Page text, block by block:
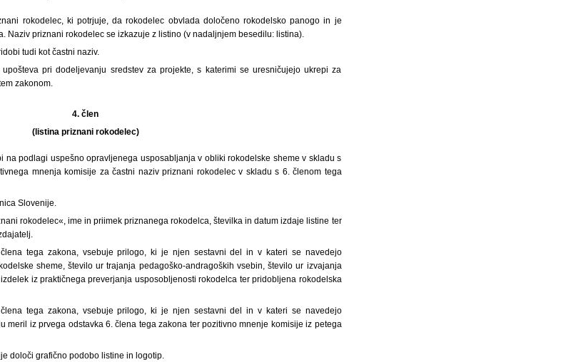
rokodelec, ki potrjuje, da rokodelec obvlada določeno rokodelsko panogo in je
Naziv priznani rokodelec se izkazuje z listino (v nadaljnjem besedilu: listina).
tudi kot častni naziv.
pri dodeljevanju sredstev za projekte, s katerimi se uresničujejo ukrepi za
zakonom.
4. člen
(listina priznani rokodelec)
na podlagi uspešno opravljenega usposabljanja v obliki rokodelske sheme v skladu s
mnenja komisije za častni naziv priznani rokodelec v skladu s 6. členom tega
Slovenije.
rokodelec«, ime in priimek priznanega rokodelca, številka in datum izdaje listine ter
tega zakona, vsebuje prilogo, ki je njen sestavni del in v kateri se navedejo
sheme, število ur trajanja pedagoško-andragoških vsebin, število ur izvajanja
iz praktičnega preverjanja usposobljenosti rokodelca ter pridobljena rokodelska
tega zakona, vsebuje prilogo, ki je njen sestavni del in v kateri se navedejo
meril iz prvega odstavka 6. člena tega zakona ter pozitivno mnenje komisije iz petega
določi grafično podobo listine in logotip.